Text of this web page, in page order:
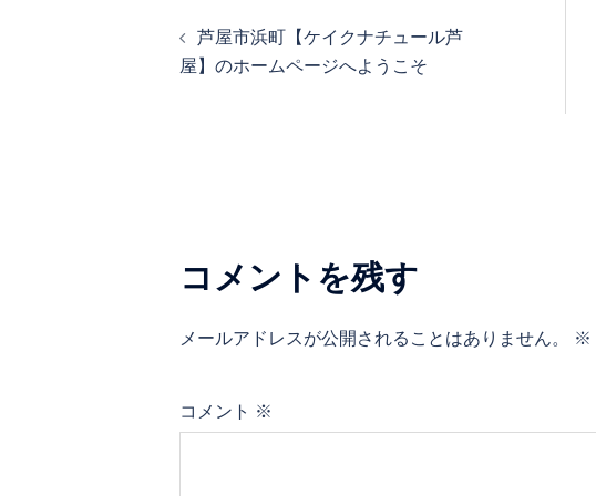
芦屋市浜町【ケイクナチュール芦
屋】のホームページへようこそ
コメントを残す
メールアドレスが公開されることはありません。 ※
コメント ※